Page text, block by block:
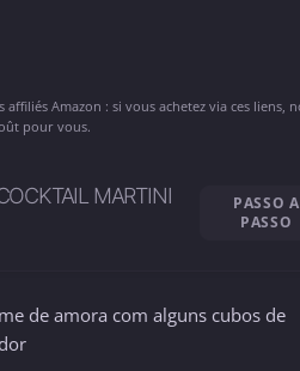
Amazon : si vous achetez via ces liens,
pour vous.
MARTINI
PASSO A
PASSO
de amora com alguns cubos de